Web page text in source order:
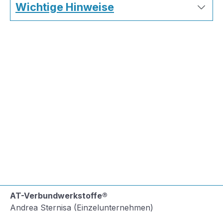
Wichtige Hinweise
AT-Verbundwerkstoffe®
Andrea Sternisa (Einzelunternehmen)